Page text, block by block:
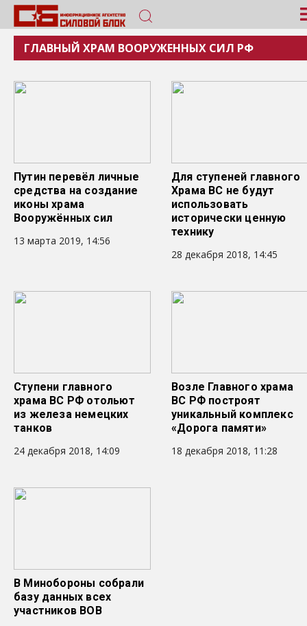
ГЛАВНЫЙ ХРАМ ВООРУЖЕННЫХ СИЛ РФ
Путин перевёл личные
средства на создание
иконы храма
Вооружённых сил
13 марта 2019, 14:56
Для ступеней главного
Храма ВС не будут
использовать
исторически ценную
технику
28 декабря 2018, 14:45
Ступени главного
храма ВС РФ отольют
из железа немецких
танков
24 декабря 2018, 14:09
Возле Главного храма
ВС РФ построят
уникальный комплекс
«Дорога памяти»
18 декабря 2018, 11:28
В Минобороны собрали
базу данных всех
участников ВОВ